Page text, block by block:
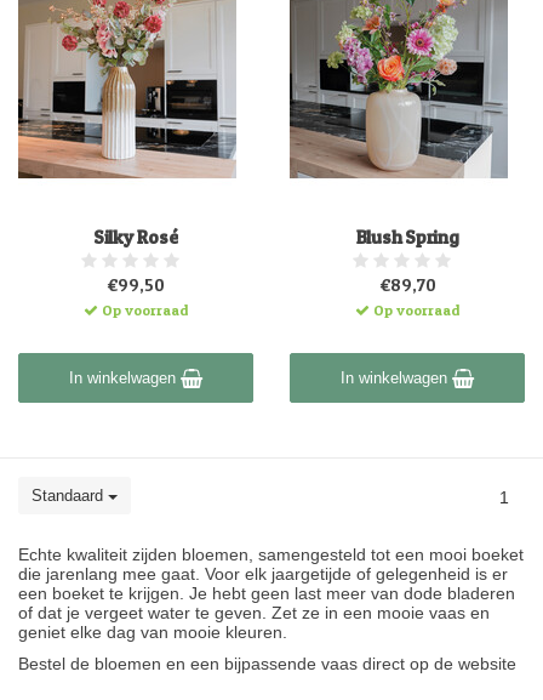
Silky Rosé
€99,50
Op voorraad
In winkelwagen
Blush Spring
€89,70
Op voorraad
In winkelwagen
Standaard 1
Echte kwaliteit zijden bloemen, samengesteld tot een mooi boeket
die jarenlang mee gaat. Voor elk jaargetijde of gelegenheid is er
een boeket te krijgen. Je hebt geen last meer van dode bladeren
of dat je vergeet water te geven. Zet ze in een mooie vaas en
geniet elke dag van mooie kleuren.
Bestel de bloemen en een bijpassende vaas direct op de website